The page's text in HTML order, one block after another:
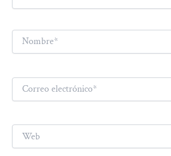
Nombre*
Correo
electrónico*